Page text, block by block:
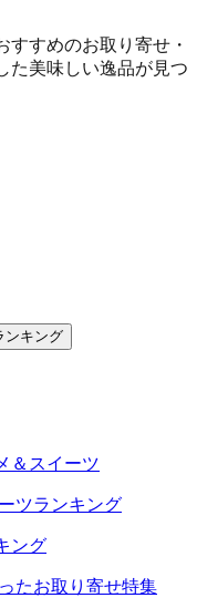
すめのお取り寄せ・
た美味しい逸品が見つ
ンキング
＆スイーツ
ツランキング
ング
たお取り寄せ特集